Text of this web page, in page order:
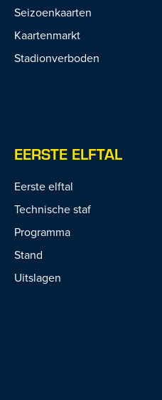
Seizoenkaarten
Kaartenmarkt
Stadionverboden
EERSTE ELFTAL
Eerste elftal
Technische staf
Programma
Stand
Uitslagen